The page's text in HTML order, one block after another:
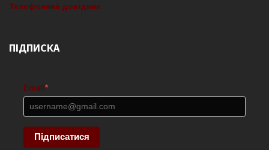
Телефонний довідник
ПІДПИСКА
Email *
Підписатися